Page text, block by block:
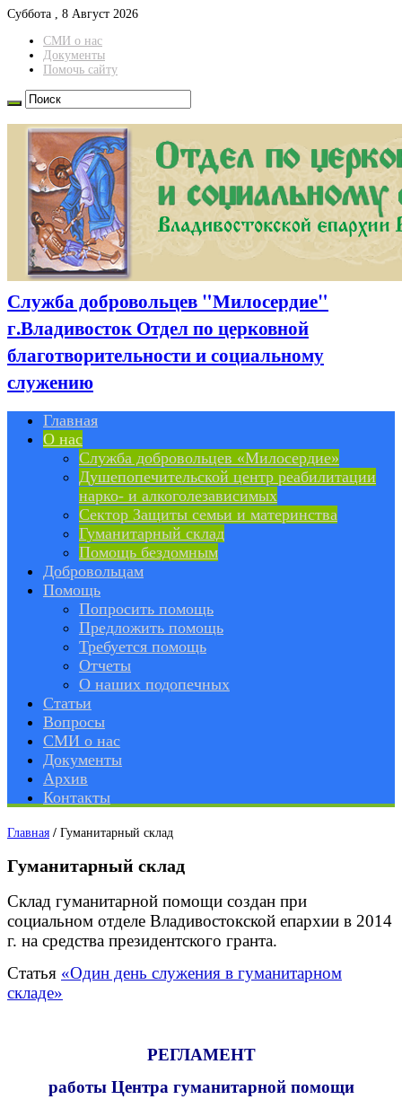
Суббота , 8 Август 2026
СМИ о нас
Документы
Помочь сайту
Служба добровольцев "Милосердие"
г.Владивосток Отдел по церковной
благотворительности и социальному
служению
Главная
О нас
Служба добровольцев «Милосердие»
Душепопечительской центр реабилитации
нарко- и алкоголезависимых
Сектор Защиты семьи и материнства
Гуманитарный склад
Помощь бездомным
Добровольцам
Помощь
Попросить помощь
Предложить помощь
Требуется помощь
Отчеты
О наших подопечных
Статьи
Вопросы
СМИ о нас
Документы
Архив
Контакты
Главная / Гуманитарный склад
Гуманитарный склад
Склад гуманитарной помощи создан при
социальном отделе Владивостокской епархии в 2014
г. на средства президентского гранта.
Статья «Один день служения в гуманитарном
складе»
РЕГЛАМЕНТ
работы Центра гуманитарной помощи